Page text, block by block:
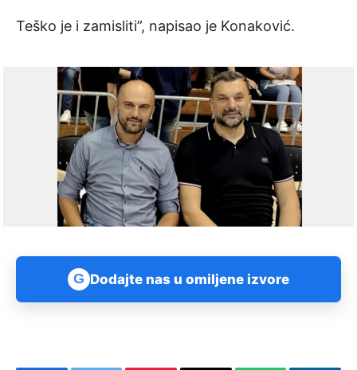
Teško je i zamisliti”, napisao je Konaković.
G Dodajte nas u omiljene izvore